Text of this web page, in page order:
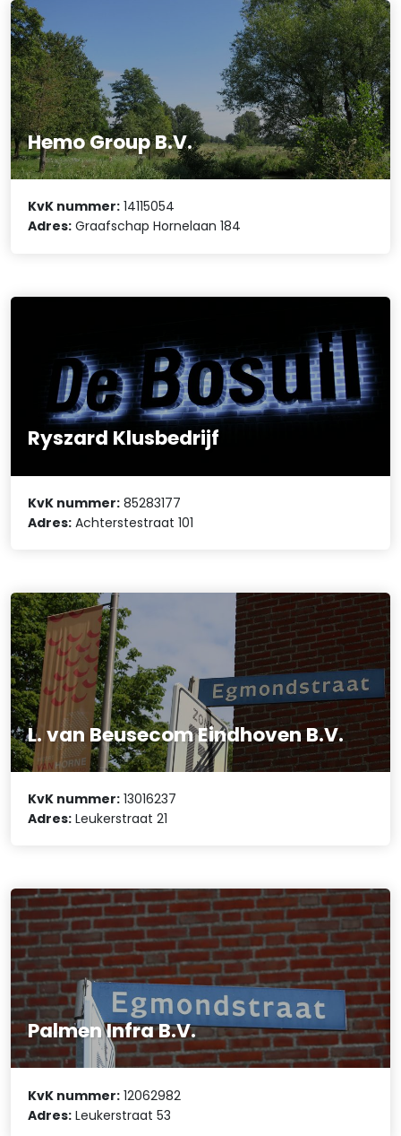
Hemo Group B.V.
KvK nummer: 14115054
Adres: Graafschap Hornelaan 184
Ryszard Klusbedrijf
KvK nummer: 85283177
Adres: Achterstestraat 101
L. van Beusecom Eindhoven B.V.
KvK nummer: 13016237
Adres: Leukerstraat 21
Palmen Infra B.V.
KvK nummer: 12062982
Adres: Leukerstraat 53